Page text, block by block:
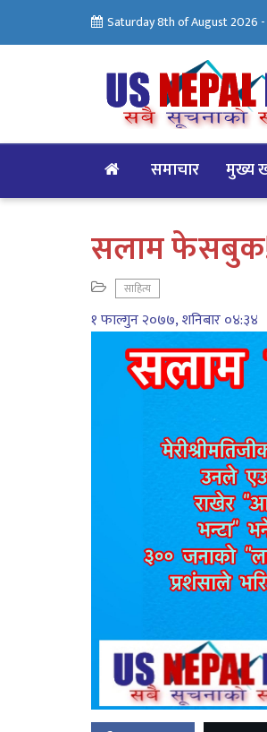
Saturday 8th of August 2026 -
समाचार मुख्य
सलाम फेसबुक!
साहित्य
१ फाल्गुन २०७७, शनिबार ०४:३४